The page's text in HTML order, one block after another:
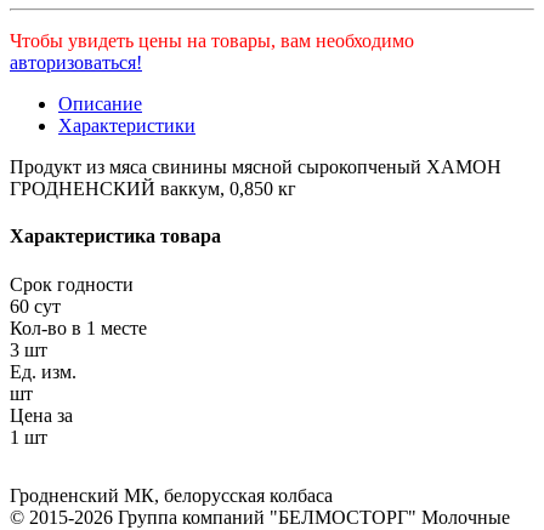
Чтобы увидеть цены на товары, вам необходимо
авторизоваться!
Описание
Характеристики
Продукт из мяса свинины мясной сырокопченый ХАМОН
ГРОДНЕНСКИЙ ваккум, 0,850 кг
Характеристика товара
Срок годности
60 сут
Кол-во в 1 месте
3 шт
Ед. изм.
шт
Цена за
1 шт
Гродненский МК, белорусская колбаса
© 2015-2026 Группа компаний "БЕЛМОСТОРГ" Молочные